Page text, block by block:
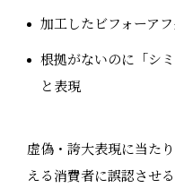
加工したビフォーア
根拠がないのに「シ
と表現
虚偽・誇大表現に当た
える消費者に誤認させ